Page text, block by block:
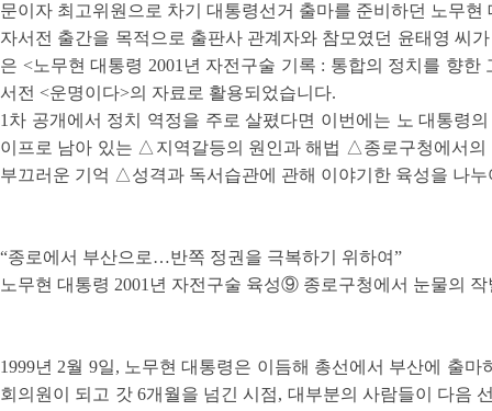
문이자 최고위원으로 차기 대통령선거 출마를 준비하던 노무
자서전 출간을 목적으로 출판사 관계자와 참모였던 윤태영 씨
은 <노무현 대통령 2001년 자전구술 기록 : 통합의 정치를 향
서전 <운명이다>의 자료로 활용되었습니다.
1차 공개에서 정치 역정을 주로 살폈다면 이번에는 노 대통령
이프로 남아 있는 △지역갈등의 원인과 해법 △종로구청에서
부끄러운 기억 △성격과 독서습관에 관해 이야기한 육성을 나누
“종로에서 부산으로…반쪽 정권을 극복하기 위하여”
노무현 대통령 2001년 자전구술 육성⑨ 종로구청에서 눈물의 작
1999년 2월 9일, 노무현 대통령은 이듬해 총선에서 부산에 출
회의원이 되고 갓 6개월을 넘긴 시점, 대부분의 사람들이 다음